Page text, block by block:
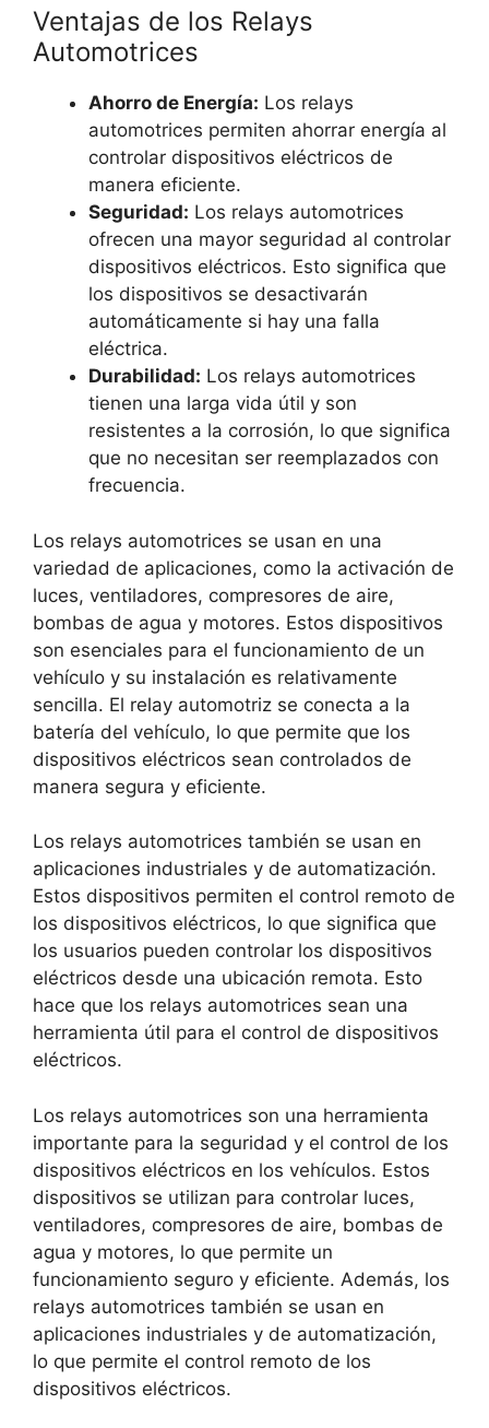
Ventajas de los Relays
Automotrices
Ahorro de Energía: Los relays
automotrices permiten ahorrar energía al
controlar dispositivos eléctricos de
manera eficiente.
Seguridad: Los relays automotrices
ofrecen una mayor seguridad al controlar
dispositivos eléctricos. Esto significa que
los dispositivos se desactivarán
automáticamente si hay una falla
eléctrica.
Durabilidad: Los relays automotrices
tienen una larga vida útil y son
resistentes a la corrosión, lo que significa
que no necesitan ser reemplazados con
frecuencia.
Los relays automotrices se usan en una
variedad de aplicaciones, como la activación de
luces, ventiladores, compresores de aire,
bombas de agua y motores. Estos dispositivos
son esenciales para el funcionamiento de un
vehículo y su instalación es relativamente
sencilla. El relay automotriz se conecta a la
batería del vehículo, lo que permite que los
dispositivos eléctricos sean controlados de
manera segura y eficiente.
Los relays automotrices también se usan en
aplicaciones industriales y de automatización.
Estos dispositivos permiten el control remoto de
los dispositivos eléctricos, lo que significa que
los usuarios pueden controlar los dispositivos
eléctricos desde una ubicación remota. Esto
hace que los relays automotrices sean una
herramienta útil para el control de dispositivos
eléctricos.
Los relays automotrices son una herramienta
importante para la seguridad y el control de los
dispositivos eléctricos en los vehículos. Estos
dispositivos se utilizan para controlar luces,
ventiladores, compresores de aire, bombas de
agua y motores, lo que permite un
funcionamiento seguro y eficiente. Además, los
relays automotrices también se usan en
aplicaciones industriales y de automatización,
lo que permite el control remoto de los
dispositivos eléctricos.